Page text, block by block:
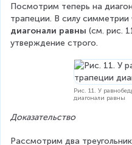
B
C
Посмотрим теперь на
трапеции. В силу
диагонали равны (см. рис.
утверждение строго.
Рис. 11. У
диагонали равны
Доказательство
Рассмотрим два